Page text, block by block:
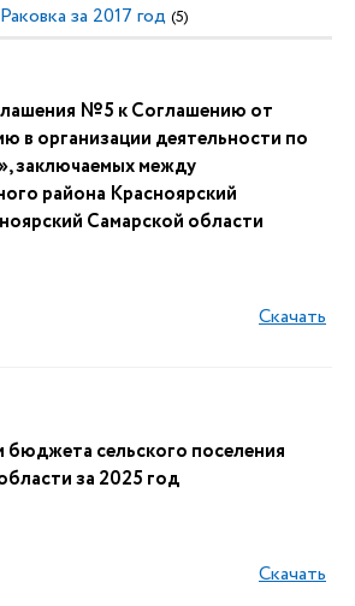
за 2017 год (5)
№5 к Соглашению от
в организации деятельности по
заключаемых между
района Красноярский
Самарской области
Скачать
сельского поселения
за 2025 год
Скачать